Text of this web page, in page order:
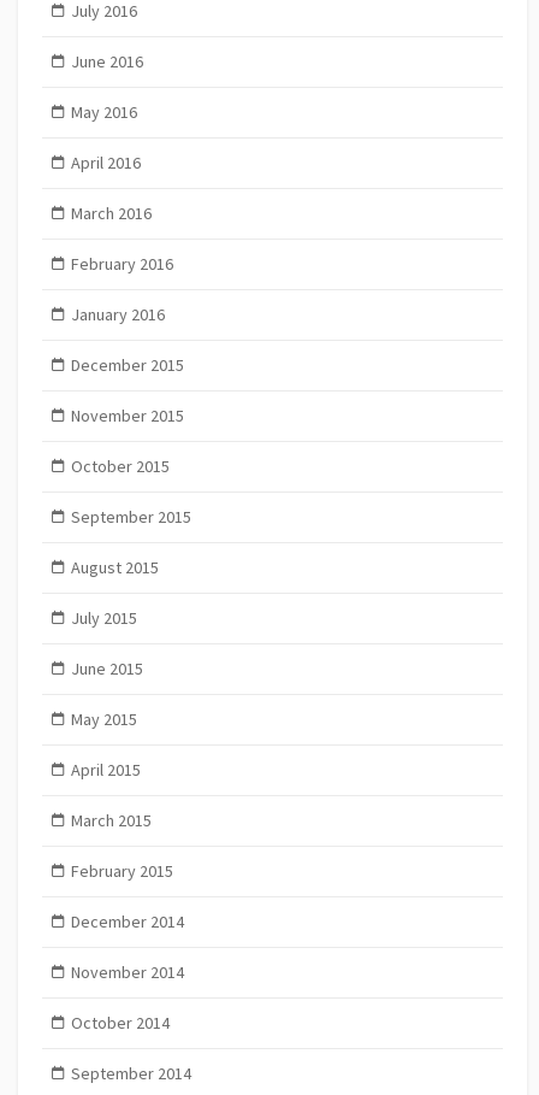
July 2016
June 2016
May 2016
April 2016
March 2016
February 2016
January 2016
December 2015
November 2015
October 2015
September 2015
August 2015
July 2015
June 2015
May 2015
April 2015
March 2015
February 2015
December 2014
November 2014
October 2014
September 2014